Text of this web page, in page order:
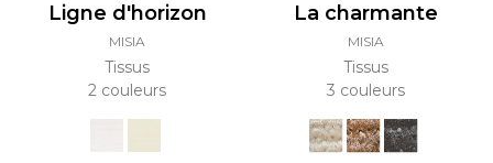
Ligne d'horizon
MISIA
Tissus
2 couleurs
La charmante
MISIA
Tissus
3 couleurs